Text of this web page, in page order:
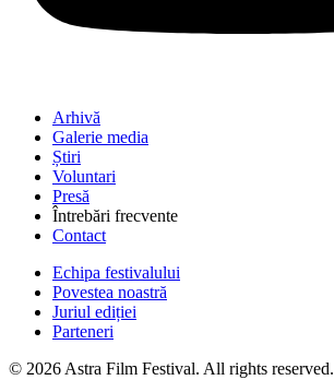
Arhivă
Galerie media
Știri
Voluntari
Presă
Întrebări frecvente
Contact
Echipa festivalului
Povestea noastră
Juriul ediției
Parteneri
© 2026 Astra Film Festival. All rights reserved.